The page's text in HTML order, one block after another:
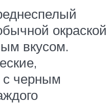
окраской
вкусом.
с черным